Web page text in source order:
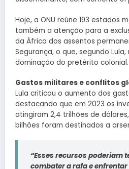
Hoje, a ONU reúne 193 estados
também a atenção para a
da África dos assentos
Segurança, o que, segundo
dominação do pretérito colonial.
Gastos militares e conflitos
Lula criticou o aumento dos
destacando que em 2023 os
atingiram 2,4 trilhões de
bilhões foram destinados a
“Esses recursos poderiam
combater a rafa e